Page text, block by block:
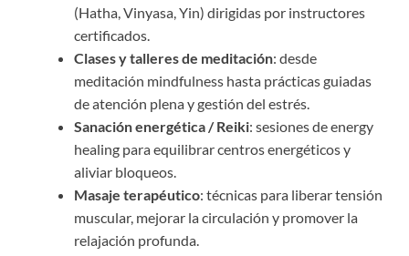
(Hatha, Vinyasa, Yin) dirigidas por instructores
certificados.
Clases y talleres de meditación: desde
meditación mindfulness hasta prácticas guiadas
de atención plena y gestión del estrés.
Sanación energética / Reiki: sesiones de energy
healing para equilibrar centros energéticos y
aliviar bloqueos.
Masaje terapéutico: técnicas para liberar tensión
muscular, mejorar la circulación y promover la
relajación profunda.